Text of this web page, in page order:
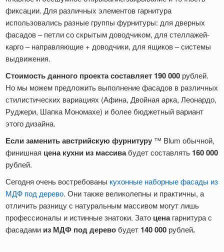
фиксации. Для различных элементов гарнитура
использовались разные группы фурнитуры: для дверных
фасадов – петли со скрытым доводчиком, для стеллажей-
карго – направляющие + доводчики, для ящиков – системы
выдвижения.
Стоимость данного проекта составляет 190 000 рублей.
Но мы можем предложить выполнение фасадов в различных
стилистических вариациях (Афина, Двойная арка, Леонардо,
Руджери, Шапка Мономахе) и более бюджетный вариант
этого дизайна.
Если заменить австрийскую фурнитуру ™ Blum обычной,
финишная цена кухни из массивабудет составлять 160 000
рублей.
Сегодня очень востребованы кухонные наборные фасады из
МДФ под дерево. Они также великолепны и практичны, а
отличить разницу с натуральным массивом могут лишь
профессионалы и истинные знатоки. Зато ценагарнитура с
фасадами из МДФ под дерево будет 140 000 рублей.